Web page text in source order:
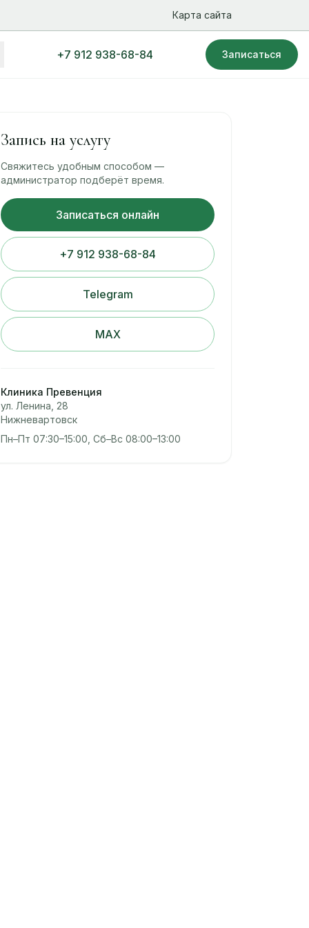
Карта сайта
+7 912 938-68-84 Записаться
Запись на услугу
Свяжитесь удобным способом —
администратор подберёт время.
Записаться онлайн
+7 912 938-68-84
Telegram
MAX
Клиника Превенция
ул. Ленина, 28
Нижневартовск
Пн–Пт 07:30–15:00, Сб–Вс 08:00–13:00